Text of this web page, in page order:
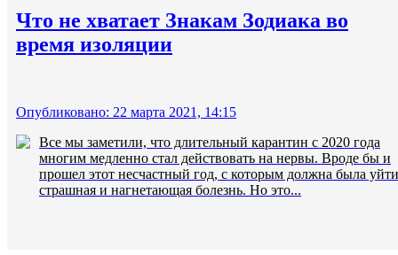
Что не хватает Знакам Зодиака во
время изоляции
Опубликовано: 22 марта 2021, 14:15
Все мы заметили, что длительный карантин с 2020 года
многим медленно стал действовать на нервы. Вроде бы и
прошел этот несчастный год, с которым должна была уйти
страшная и нагнетающая болезнь. Но это...